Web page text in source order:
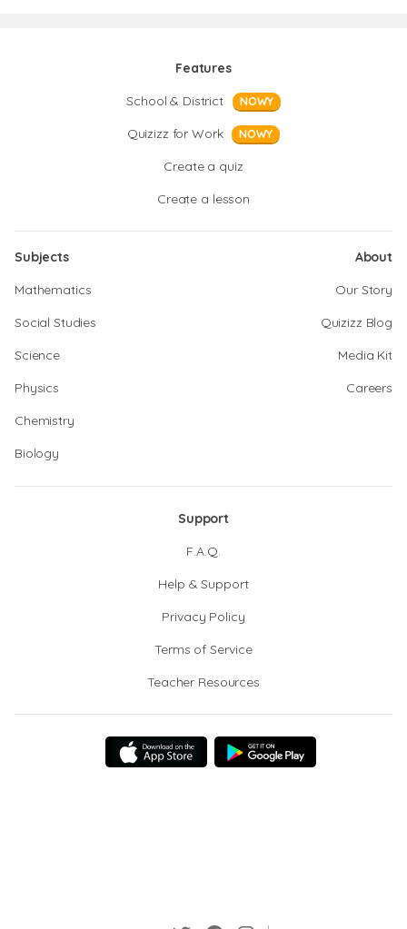
Features
School & District
NOWY
Quizizz for Work NOWY
Create a quiz
Create a lesson
Subjects
Mathematics
Social Studies
Science
Physics
Chemistry
Biology
About
Our Story
Quizizz Blog
Media Kit
Careers
Support
F.A.Q.
Help & Support
Privacy Policy
Terms of Service
Teacher Resources